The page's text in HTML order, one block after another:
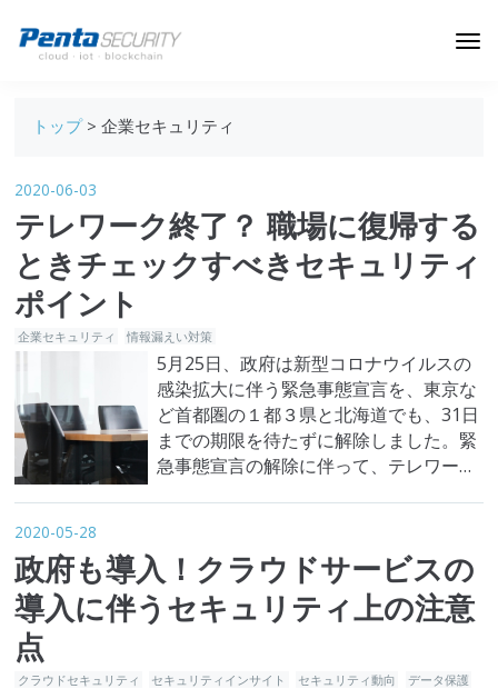
データ保護
セキュリティインサイト
技術ブログ
トップ> 企業セキュリティ
2020-06-03
テレワーク終了？ 職場に復帰する
ときチェックすべきセキュリティ
ポイント
企業セキュリティ 情報漏えい対策
5月25日、政府は新型コロナウイルスの
感染拡大に伴う緊急事態宣言を、東京な
ど首都圏の１都３県と北海道でも、31日
までの期限を待たずに解除しました。緊
急事態宣言の解除に伴って、テレワーク
る懸念があることをご存知でしょうか？
JNSA(NPO日本ネットワークセキュリテ
ィ協会)等は、一般家庭におけ…
2020-05-28
政府も導入！クラウドサービスの
導入に伴うセキュリティ上の注意
点
クラウドセキュリティ セキュリティインサイト セキュリティ動向
データ保護